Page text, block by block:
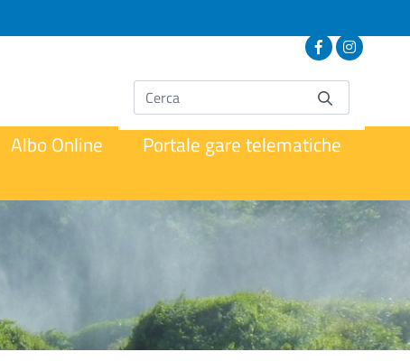
Albo Online
Portale gare telematiche